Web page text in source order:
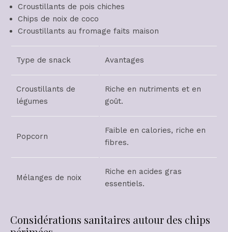
Croustillants de pois chiches
Chips de noix de coco
Croustillants au fromage faits maison
Type de snack Avantages
Croustillants de
légumes
Riche en nutriments et en
goût.
Popcorn
Faible en calories, riche en
fibres.
Mélanges de noix
Riche en acides gras
essentiels.
Considérations sanitaires autour des chips